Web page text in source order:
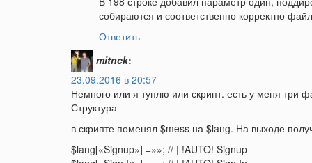
собираются и соответственно корректно
Ответить
mitnck:
23.09.2016 в 20:57
Немного или я туплю или скрипт. есть у меня три
Структура
в скрипте поменял $mess на $lang. На выходе
$lang[«Signup»] =»»; // | !AUTO! Signup